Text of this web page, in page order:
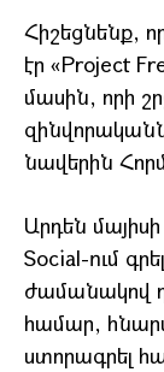
Հիշեցնենք,
էր «Project
մասին, որի
նավերին
Արդեն
Social-ում
ժամանակով
համար,
ստորագրել